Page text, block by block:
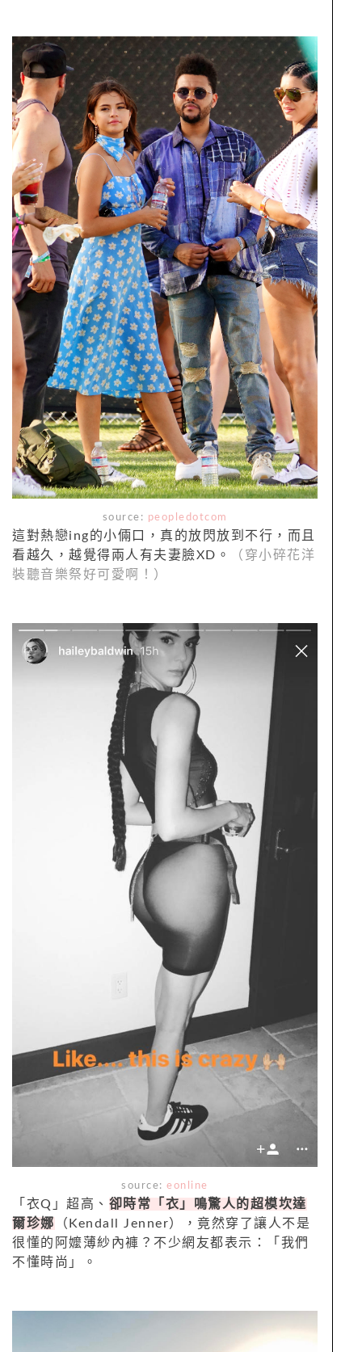
source: peopledotcom
這對熱戀ing的小倆口，真的放閃放到不行，而且
看越久，越覺得兩人有夫妻臉XD。
（穿小碎花洋
裝聽音樂祭好可愛啊！）
source:eonline
「衣Q」超高、 卻時常「衣」鳴驚人的超模坎達
爾珍娜 （Kendall Jenner），竟然穿了讓人不是
很懂的阿嬤薄紗內褲？不少網友都表示：「我們
不懂時尚」。